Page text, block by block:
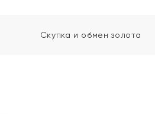
Скупка и обмен золота